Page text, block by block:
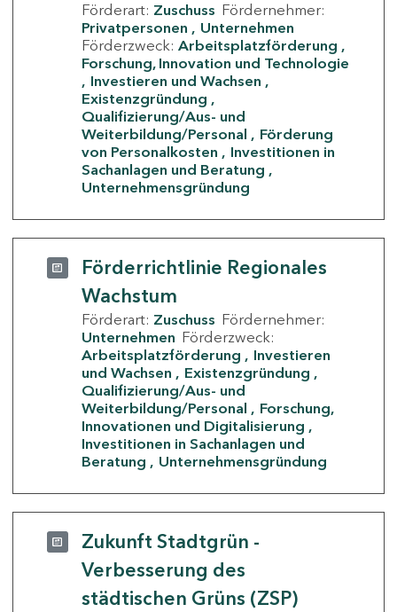
Förderart: Zuschuss Fördernehmer:
Privatpersonen
Unternehmen
Förderzweck: Arbeitsplatzförderung
Forschung, Innovation und Technologie
Investieren und Wachsen
Existenzgründung
Qualifizierung/Aus- und
Weiterbildung/Personal
Förderung
von Personalkosten
Investitionen in
Sachanlagen und Beratung
Unternehmensgründung
Förderrichtlinie Regionales
Wachstum
Förderart: Zuschuss Fördernehmer:
Unternehmen Förderzweck:
Arbeitsplatzförderung
Investieren
und Wachsen
Existenzgründung
Qualifizierung/Aus- und
Weiterbildung/Personal
Forschung,
Innovationen und Digitalisierung
Investitionen in Sachanlagen und
Beratung
Unternehmensgründung
Zukunft Stadtgrün -
Verbesserung des
städtischen Grüns (ZSP)